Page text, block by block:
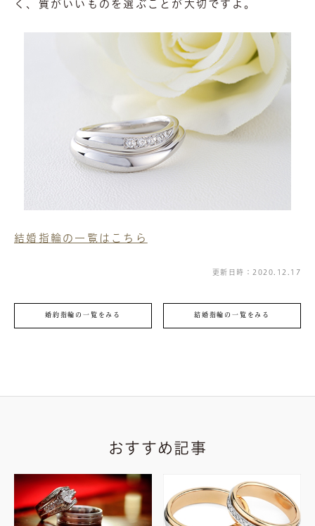
く、質がいいものを選ぶことが大切ですよ。
結婚指輪の一覧はこちら
更新日時：2020.12.17
婚約指輪の一覧をみる 結婚指輪の一覧をみる
おすすめ記事